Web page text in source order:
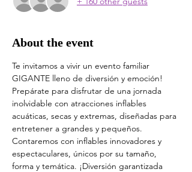
About the event
Te invitamos a vivir un evento familiar
GIGANTE lleno de diversión y emoción!
Prepárate para disfrutar de una jornada
inolvidable con atracciones inflables
acuáticas, secas y extremas, diseñadas para
entretener a grandes y pequeños.
Contaremos con inflables innovadores y
espectaculares, únicos por su tamaño,
forma y temática. ¡Diversión garantizada